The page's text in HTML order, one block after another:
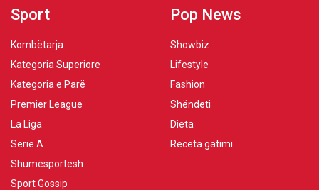
Sport
Kombëtarja
Kategoria Superiore
Kategoria e Parë
Premier League
La Liga
Serie A
Shumësportësh
Sport Gossip
Pop News
Showbiz
Lifestyle
Fashion
Shëndeti
Dieta
Receta gatimi